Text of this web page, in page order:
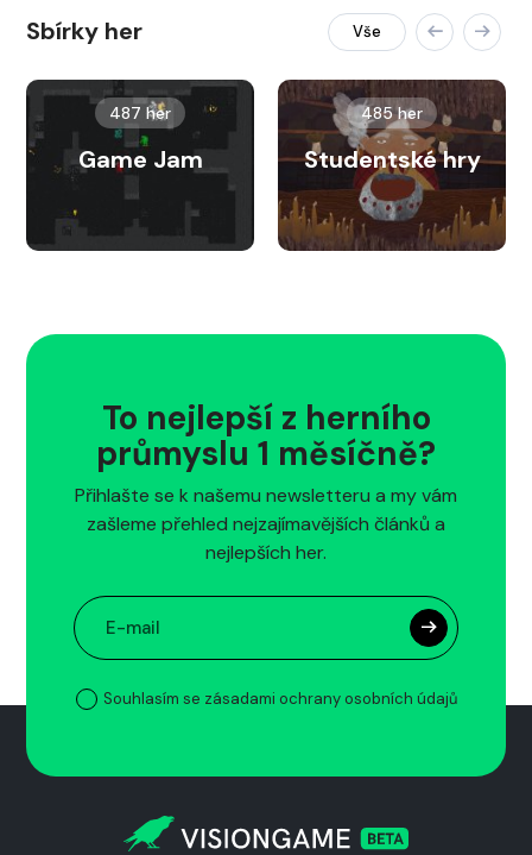
Sbírky her Vše
487 her
Game Jam
485 her
Studentské hry
To nejlepší z herního
průmyslu 1 měsíčně?
Přihlašte se k našemu newsletteru a my vám
zašleme přehled nejzajímavějších článků a
nejlepších her.
Souhlasím se zásadami ochrany osobních údajů